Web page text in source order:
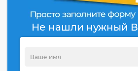
Не нашли нужный